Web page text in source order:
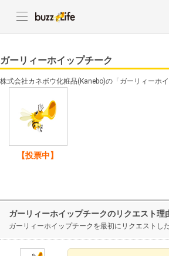
ガーリィーホイップチーク
株式会社カネボウ化粧品(Kanebo)の「ガーリィーホ
【投票中】
ガーリィーホイップチークのリクエスト理
ガーリィーホイップチークを最初にリクエストし